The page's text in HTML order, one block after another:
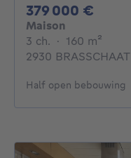
379 000 €
Maison
3 ch. 3 chambres
· 160 m²
2930 BRASSCHAAT
Half open bebouwing